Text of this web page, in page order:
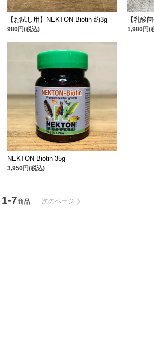
【お試し用】NEKTON-Biotin 約3g
980円(税込)
【乳酸
1,980円(
NEKTON-Biotin 35g
3,950円(税込)
1-7商品 次のページ